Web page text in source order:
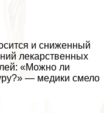
и сниженный
лекарственных
«Можно ли
— медики смело